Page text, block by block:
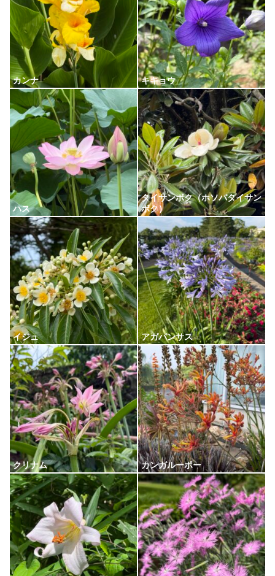
カンナ キキョウ
ハス
タイサンボク（ホソバタイサン
ボク）
イジュ アガパンサス
クリナム カンガルーポー